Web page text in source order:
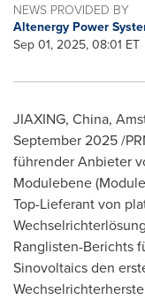
NEWS PROVIDED BY
Altenergy Power
Sep 01, 2025, 08:01 ET
JIAXING, China,
September 2025/
führender Anbieter
Modulebene
Top-Lieferant von
Ranglisten-Berichts
Sinovoltaics den